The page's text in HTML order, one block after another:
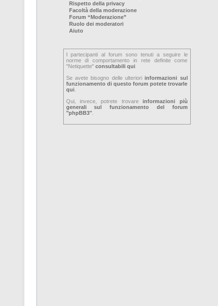
Rispetto della privacy
Facoltà della moderazione
Forum “Moderazione”
Ruolo dei moderatori
Aiuto
I partecipanti al forum sono tenuti a seguire le
norme di comportamento in rete definite come
"Netiquette" consultabili qui
Se avete bisogno delle ulterioriinformazioni sul
funzionamento di questo forum potete trovarle
qui.
Qui, invece, potrete trovareinformazioni più
generali sul funzionamento del forum
"phpBB3".